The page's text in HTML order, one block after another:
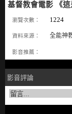
基督教會電影 《
瀏覽次數： 1224
資料來源： 全能神
影音推薦：
影音評論